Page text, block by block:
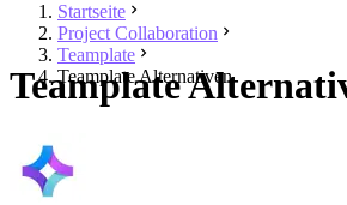
Startseite
Project Collaboration
Teamplate
Teamplate Alternativen
Teamplate